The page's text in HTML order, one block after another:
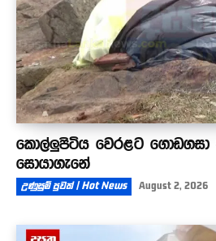
කොල්ලුපිටිය වෙරළට
සොයාගැනේ
උණුසුම් පුවත් | Hot News August 2, 2026